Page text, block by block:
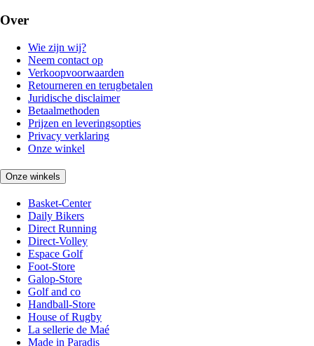
Over
Wie zijn wij?
Neem contact op
Verkoopvoorwaarden
Retourneren en terugbetalen
Juridische disclaimer
Betaalmethoden
Prijzen en leveringsopties
Privacy verklaring
Onze winkel
Onze winkels
Basket-Center
Daily Bikers
Direct Running
Direct-Volley
Espace Golf
Foot-Store
Galop-Store
Golf and co
Handball-Store
House of Rugby
La sellerie de Maé
Made in Paradis